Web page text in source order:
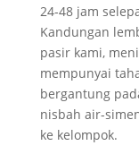
24-48 jam
Kandungan
pasir kami,
mempunyai
bergantung
nisbah air-
ke kelompok.